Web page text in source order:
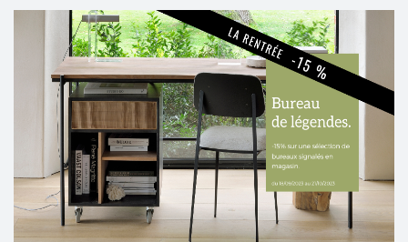
PUNT MOBLES
QUARTZ DESIGN
QUARTZ MOBILIER CONTEMPORAIN
REMEMBER
SAMMODE
SELETTI